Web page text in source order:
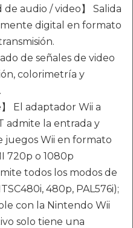
de audio / video】 Salida
digital en formato
de señales de video
colorimetría y
El adaptador Wii a
admite la entrada y
juegos Wii en formato
720p o 1080p
todos los modos de
480p, PAL576i);
con la Nintendo Wii
solo tiene una